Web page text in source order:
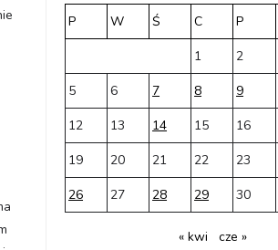
P W Ś C P
1
2
5
6 7 8 9
12
13 14 15 16
19
20 21 22 23
26
27 28 29 30
« kwi cze »